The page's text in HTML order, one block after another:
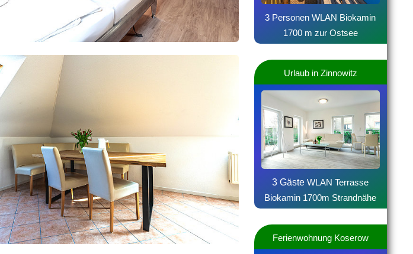
3 Personen WLAN Biokamin
1700 m zur Ostsee
Urlaub in Zinnowitz
3 Gäste WLAN Terrasse
Biokamin 1700m Strandnähe
Ferienwohnung Koserow